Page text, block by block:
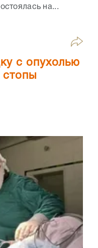
на...
с опухолью
стопы